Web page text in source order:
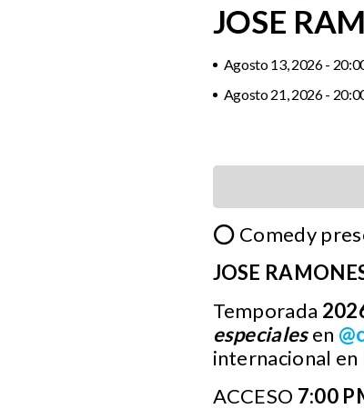
JOSE
Agosto 13, 2026 -
Agosto 21, 2026 -
⭕ Comedy
JOSE
Temporada
especialesen
internacional en
ACCESO 7:00